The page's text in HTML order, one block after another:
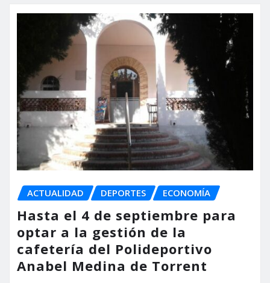
ACTUALIDAD DEPORTES ECONOMÍA
Hasta el 4 de septiembre para
optar a la gestión de la
cafetería del Polideportivo
Anabel Medina de Torrent